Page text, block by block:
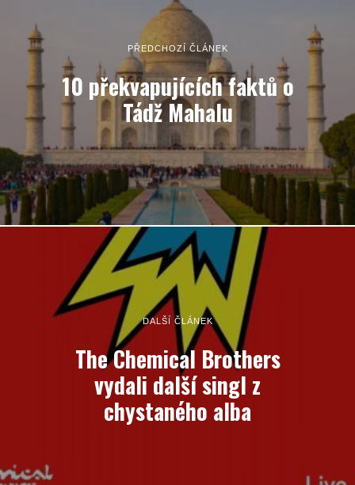
PŘEDCHOZÍ ČLÁNEK
10 překvapujících faktů o
Tádž Mahalu
DALŠÍ ČLÁNEK
The Chemical Brothers
vydali další singl z
chystaného alba